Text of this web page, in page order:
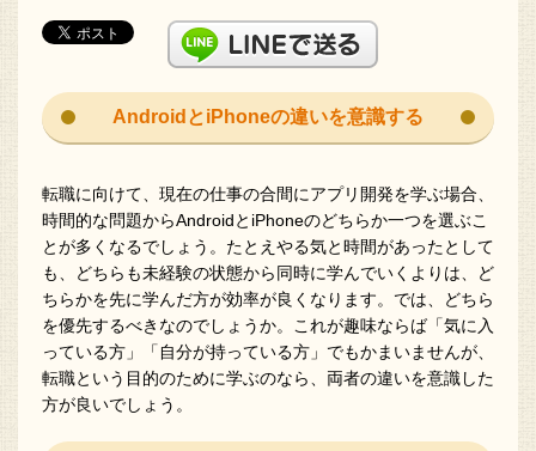
AndroidとiPhoneの違いを意識する
転職に向けて、現在の仕事の合間にアプリ開発を学ぶ場合、
時間的な問題からAndroidとiPhoneのどちらか一つを選ぶこ
とが多くなるでしょう。たとえやる気と時間があったとして
も、どちらも未経験の状態から同時に学んでいくよりは、ど
ちらかを先に学んだ方が効率が良くなります。では、どちら
を優先するべきなのでしょうか。これが趣味ならば「気に入
っている方」「自分が持っている方」でもかまいませんが、
転職という目的のために学ぶのなら、両者の違いを意識した
方が良いでしょう。